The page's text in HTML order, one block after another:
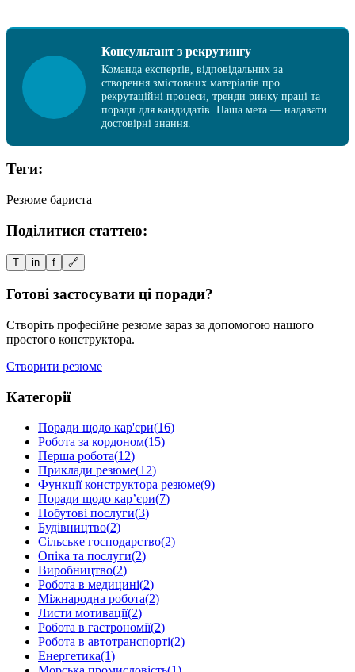
Консультант з рекрутингу
Команда експертів, відповідальних за
створення змістовних матеріалів про
рекрутаційні процеси, тренди ринку праці та
поради для кандидатів. Наша мета — надавати
достовірні знання.
Теги:
Резюме бариста
Поділитися статтею:
T in f 🔗
Готові застосувати ці поради?
Створіть професійне резюме зараз за допомогою нашого
простого конструктора.
Створити резюме
Категорії
Поради щодо кар'єри(16)
Робота за кордоном(15)
Перша робота(12)
Приклади резюме(12)
Функції конструктора резюме(9)
Поради щодо кар’єри(7)
Побутові послуги(3)
Будівництво(2)
Сільське господарство(2)
Опіка та послуги(2)
Виробництво(2)
Робота в медицині(2)
Міжнародна робота(2)
Листи мотивації(2)
Робота в гастрономії(2)
Робота в автотранспорті(2)
Енергетика(1)